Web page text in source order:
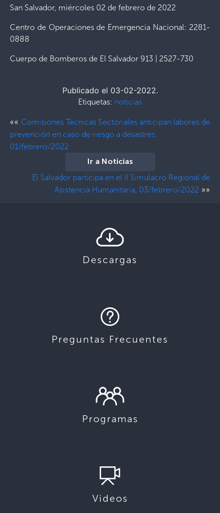
San Salvador, miércoles 02 de febrero de 2022
Centro de Operaciones de Emergencia Nacional: 2281-
0888
Cuerpo de Bomberos de El Salvador 913 | 2527-730
Publicado el 03-02-2022.
Etiquetas: noticias
«« Comisiones Técnicas Sectoriales anticipan labores de
prevención en caso de riesgo a desastres,
01/febrero/2022
Ir a Noticias
El Salvador participa en el II Simulacro Regional de
Asistencia Humanitaria, 03/febrero/2022 »»
Descargas
Preguntas Frecuentes
Programas
Videos